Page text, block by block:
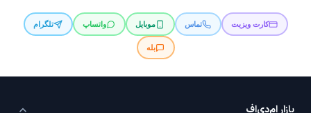
کارت ویزیت تماس موبایل واتساپ تلگرام
بله